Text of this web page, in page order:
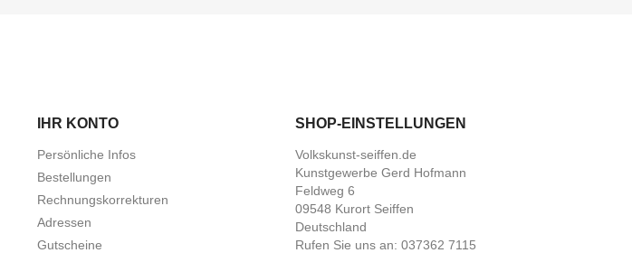
IHR KONTO
Persönliche Infos
Bestellungen
Rechnungskorrekturen
Adressen
Gutscheine
SHOP-EINSTELLUNGEN
Volkskunst-seiffen.de
Kunstgewerbe Gerd Hofmann
Feldweg 6
09548 Kurort Seiffen
Deutschland
Rufen Sie uns an: 037362 7115